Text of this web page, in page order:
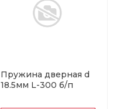
Пружина дверная d
18.5мм L-300 б/п